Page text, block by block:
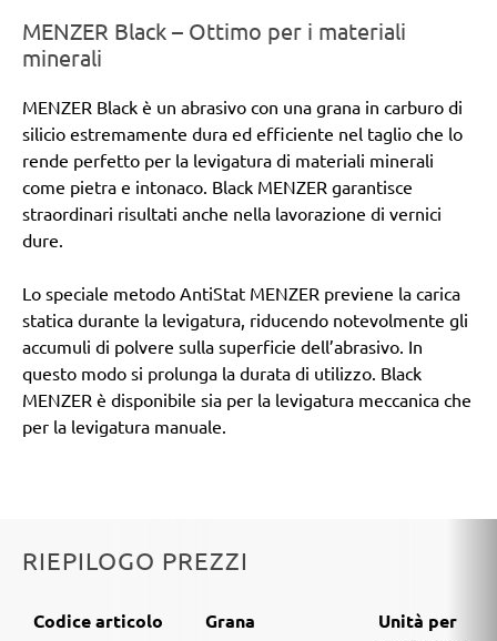
MENZER Black – Ottimo per i materiali
minerali
MENZER Black è un abrasivo con una grana in carburo di
silicio estremamente dura ed efficiente nel taglio che lo
rende perfetto per la levigatura di materiali minerali
come pietra e intonaco. Black MENZER garantisce
straordinari risultati anche nella lavorazione di vernici
dure.
Lo speciale metodo AntiStat MENZER previene la carica
statica durante la levigatura, riducendo notevolmente gli
accumuli di polvere sulla superficie dell’abrasivo. In
questo modo si prolunga la durata di utilizzo. Black
MENZER è disponibile sia per la levigatura meccanica che
per la levigatura manuale.
RIEPILOGO PREZZI
Codice articolo Grana
Unità per